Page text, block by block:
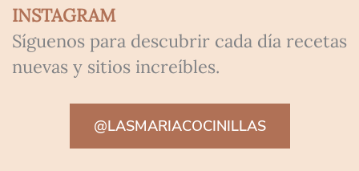
INSTAGRAM
Síguenos para descubrir cada día recetas
nuevas y sitios increíbles.
@LASMARIACOCINILLAS